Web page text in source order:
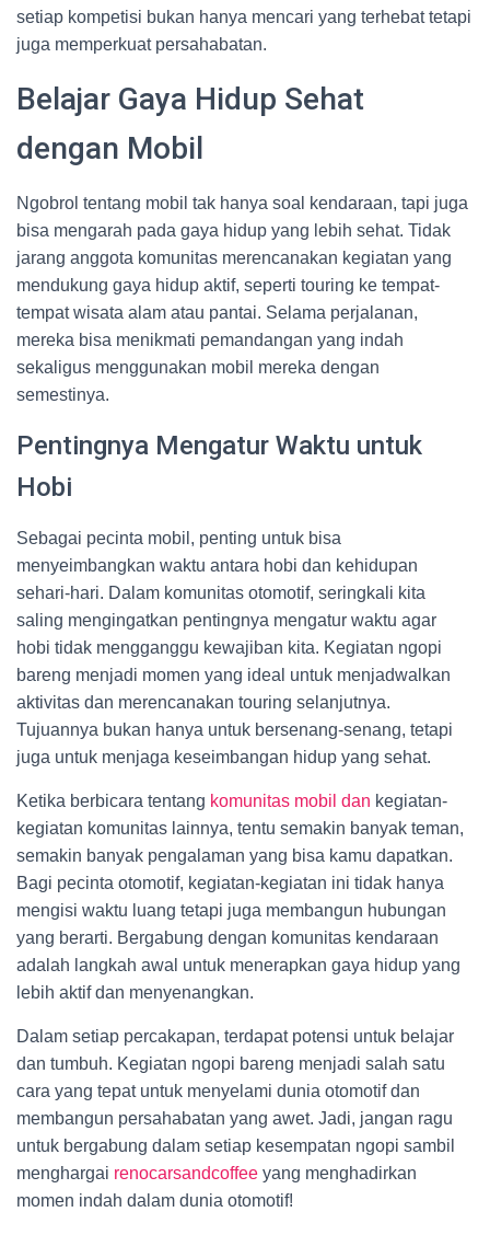
setiap kompetisi bukan hanya mencari yang terhebat tetapi
juga memperkuat persahabatan.
Belajar Gaya Hidup Sehat
dengan Mobil
Ngobrol tentang mobil tak hanya soal kendaraan, tapi juga
bisa mengarah pada gaya hidup yang lebih sehat. Tidak
jarang anggota komunitas merencanakan kegiatan yang
mendukung gaya hidup aktif, seperti touring ke tempat-
tempat wisata alam atau pantai. Selama perjalanan,
mereka bisa menikmati pemandangan yang indah
sekaligus menggunakan mobil mereka dengan
semestinya.
Pentingnya Mengatur Waktu untuk
Hobi
Sebagai pecinta mobil, penting untuk bisa
menyeimbangkan waktu antara hobi dan kehidupan
sehari-hari. Dalam komunitas otomotif, seringkali kita
saling mengingatkan pentingnya mengatur waktu agar
hobi tidak mengganggu kewajiban kita. Kegiatan ngopi
bareng menjadi momen yang ideal untuk menjadwalkan
aktivitas dan merencanakan touring selanjutnya.
Tujuannya bukan hanya untuk bersenang-senang, tetapi
juga untuk menjaga keseimbangan hidup yang sehat.
Ketika berbicara tentang komunitas mobil dan kegiatan-
kegiatan komunitas lainnya, tentu semakin banyak teman,
semakin banyak pengalaman yang bisa kamu dapatkan.
Bagi pecinta otomotif, kegiatan-kegiatan ini tidak hanya
mengisi waktu luang tetapi juga membangun hubungan
yang berarti. Bergabung dengan komunitas kendaraan
adalah langkah awal untuk menerapkan gaya hidup yang
lebih aktif dan menyenangkan.
Dalam setiap percakapan, terdapat potensi untuk belajar
dan tumbuh. Kegiatan ngopi bareng menjadi salah satu
cara yang tepat untuk menyelami dunia otomotif dan
membangun persahabatan yang awet. Jadi, jangan ragu
untuk bergabung dalam setiap kesempatan ngopi sambil
menghargai renocarsandcoffee yang menghadirkan
momen indah dalam dunia otomotif!